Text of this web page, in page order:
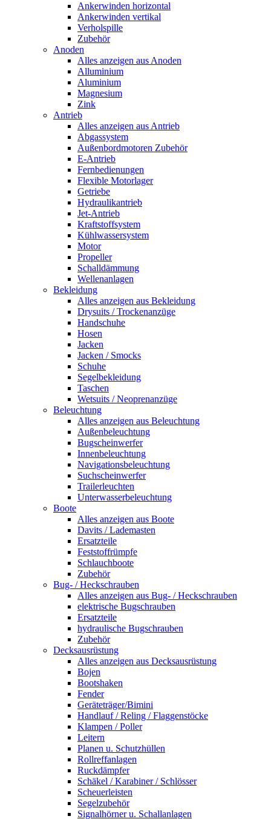
Ankerwinden horizontal
Ankerwinden vertikal
Verholspille
Zubehör
Anoden
Alles anzeigen aus Anoden
Alluminium
Aluminium
Magnesium
Zink
Antrieb
Alles anzeigen aus Antrieb
Abgassystem
Außenbordmotoren Zubehör
E-Antrieb
Fernbedienungen
Flexible Motorlager
Getriebe
Hydraulikantrieb
Jet-Antrieb
Kraftstoffsystem
Kühlwassersystem
Motor
Propeller
Schalldämmung
Wellenanlagen
Bekleidung
Alles anzeigen aus Bekleidung
Drysuits / Trockenanzüge
Handschuhe
Hosen
Jacken
Jacken / Smocks
Schuhe
Segelbekleidung
Taschen
Wetsuits / Neoprenanzüge
Beleuchtung
Alles anzeigen aus Beleuchtung
Außenbeleuchtung
Bugscheinwerfer
Innenbeleuchtung
Navigationsbeleuchtung
Suchscheinwerfer
Trailerleuchten
Unterwasserbeleuchtung
Boote
Alles anzeigen aus Boote
Davits / Lademasten
Ersatzteile
Feststoffrümpfe
Schlauchboote
Zubehör
Bug- / Heckschrauben
Alles anzeigen aus Bug- / Heckschrauben
elektrische Bugschrauben
Ersatzteile
hydraulische Bugschrauben
Zubehör
Decksausrüstung
Alles anzeigen aus Decksausrüstung
Bojen
Bootshaken
Fender
Geräteträger/Bimini
Handlauf / Reling / Flaggenstöcke
Klampen / Poller
Leitern
Planen u. Schutzhüllen
Rollreffanlagen
Ruckdämpfer
Schäkel / Karabiner / Schlösser
Scheuerleisten
Segelzubehör
Signalhörner u. Schallanlagen